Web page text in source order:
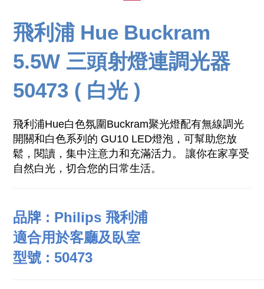
飛利浦 Hue Buckram
5.5W 三頭射燈連調光器
50473 ( 白光 )
飛利浦Hue白色氛圍Buckram聚光燈配有無線調光
開關和白色系列的 GU10 LED燈泡，可幫助您放
鬆，閱讀，集中注意力和充滿活力。 讓你在家享受
自然白光，切合您的日常生活。
品牌 : Philips 飛利浦
適合用於客廳及臥室
型號 : 50473